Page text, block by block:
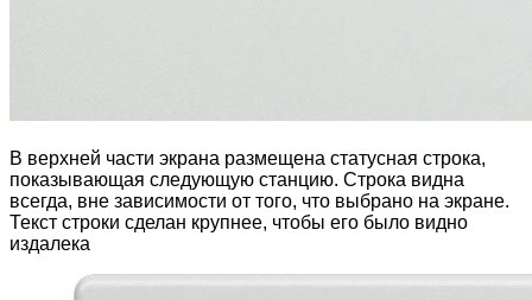
В верхней части экрана размещена статусная строка,
показывающая следующую станцию. Строка видна
всегда, вне зависимости от того, что выбрано на экране.
Текст строки сделан крупнее, чтобы его было видно
издалека